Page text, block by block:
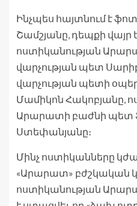
Ինչպես հայտնում է
Շամշյանը, դեպքի վայր
ոստիկանության
վարչության պետ
վարչության պետի
Մամիկոն Հակոբյանը,
Արարատի բաժնի պետ
Ստեփանյանը։
Մինչ ոստիկանները
«Արարատ» բժշկական
ոստիկանության